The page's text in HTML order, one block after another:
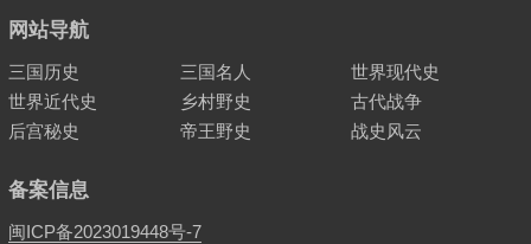
网站导航
三国历史 三国名人
世界现代史
世界近代史
乡村野史
古代战争
后宫秘史
帝王野史 战史风云
备案信息
闽ICP备2023019448号-7